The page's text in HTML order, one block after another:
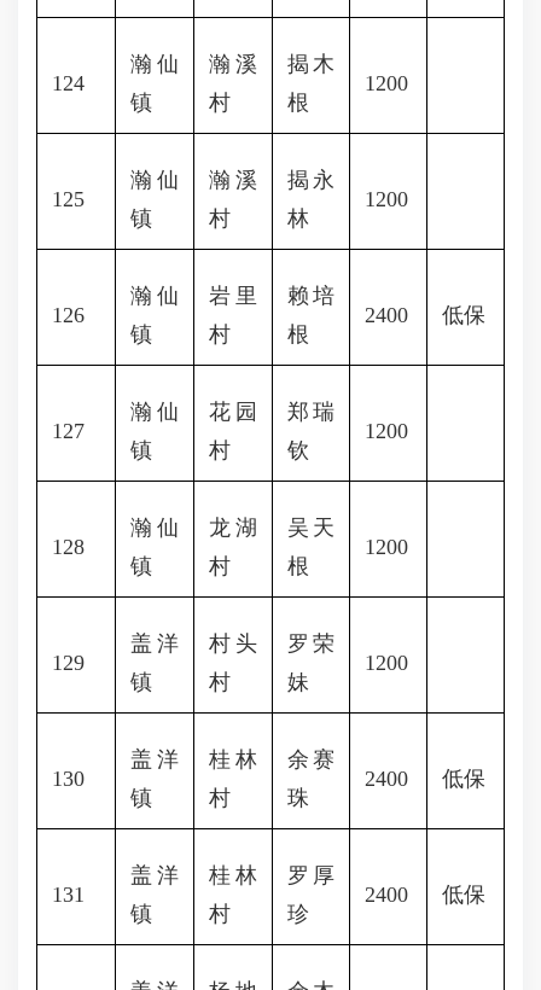
124
瀚仙
镇
瀚溪
村
揭木
根
1200
125
瀚仙
镇
瀚溪
村
揭永
林
1200
126
瀚仙
镇
岩里
村
赖培
根
2400 低保
127
瀚仙
镇
花园
村
郑瑞
钦
1200
128
瀚仙
镇
龙湖
村
吴天
根
1200
129
盖洋
镇
村头
村
罗荣
妹
1200
130
盖洋
镇
桂林
村
余赛
珠
2400 低保
131
盖洋
镇
桂林
村
罗厚
珍
2400 低保